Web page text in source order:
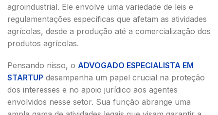
agroindustrial. Ele envolve uma variedade de leis e
regulamentações específicas que afetam as atividades
agrícolas, desde a produção até a comercialização dos
produtos agrícolas.
Pensando nisso, o ADVOGADO ESPECIALISTA EM
STARTUP desempenha um papel crucial na proteção
dos interesses e no apoio jurídico aos agentes
envolvidos nesse setor. Sua função abrange uma